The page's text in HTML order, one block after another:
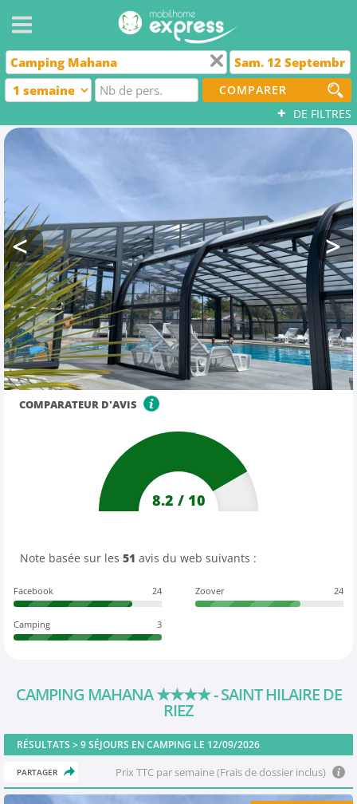
COMPARER
+ DE FILTRES
COMPARATEUR D'AVIS
8.2 / 10
Note basée sur les 51 avis du web suivants :
Facebook 24 Zoover 24
Camping 3
CAMPING MAHANA★★★★- SAINT HILAIRE DE
RIEZ
RÉSULTATS >9SÉJOURS EN CAMPING LE 12/09/2026
PARTAGER Prix TTC par semaine (Frais de dossier inclus)